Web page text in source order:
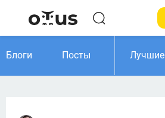
Блоги Посты Лучшие